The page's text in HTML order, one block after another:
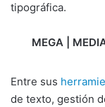
tipográfica.
MEGA |
Entre sus
de texto, gestión